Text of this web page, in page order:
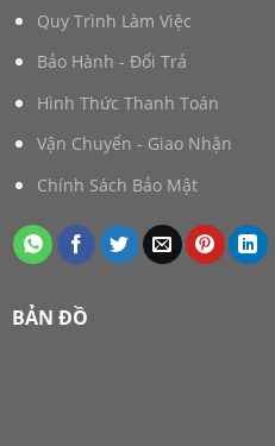
Quy Trình Làm Việc
Bảo Hành - Đổi Trả
Hình Thức Thanh Toán
Vận Chuyển - Giao Nhận
Chính Sách Bảo Mật
BẢN ĐỒ